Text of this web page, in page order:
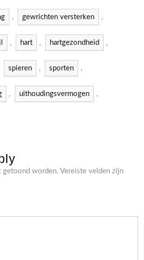
, gewrichten versterken ,
, hart , hartgezondheid ,
spieren , sporten ,
, uithoudingsvermogen ,
getoond worden. Vereiste velden zijn